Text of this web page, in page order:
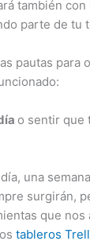
también
parte de tu
pautas
o sentir que
una
surgirán,
que
tableros